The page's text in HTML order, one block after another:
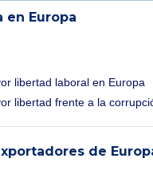
en Europa
libertad laboral en Europa
libertad frente a la
de